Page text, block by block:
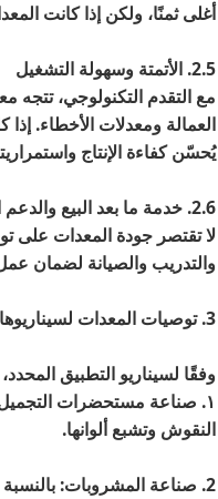
أغلى ثمنًا، ولكن إذا كانت
2.5. الأتمتة وسهولة التشغيل
مع التقدم التكنولوجي، تتجه
العمالة ومعدلات الأخطاء.
يُحسّن كفاءة الإنتاج
2.6. خدمة ما بعد البيع والدعم الفني
لا تقتصر جودة المعدات على
والتدريب والصيانة لضمان
3. توصيات المعدات لسيناريوهات التطبيق المختلفة
وفقًا لسيناريو التطبيق
١. صناعة مستحضرات التجميل
النقوش وتشبع ألوانها.
2. صناعة المشروبات: بالنسبة